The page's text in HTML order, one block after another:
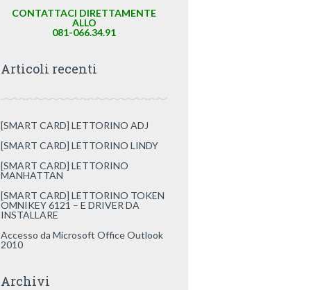
CONTATTACI DIRETTAMENTE
ALLO
081-066.34.91
Articoli recenti
[SMART CARD] LETTORINO ADJ
[SMART CARD] LETTORINO LINDY
[SMART CARD] LETTORINO
MANHATTAN
[SMART CARD] LETTORINO TOKEN
OMNIKEY 6121 – E DRIVER DA
INSTALLARE
Accesso da Microsoft Office Outlook
2010
Archivi